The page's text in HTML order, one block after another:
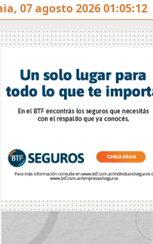
toda la familia
07 agosto 2026 01:05:12